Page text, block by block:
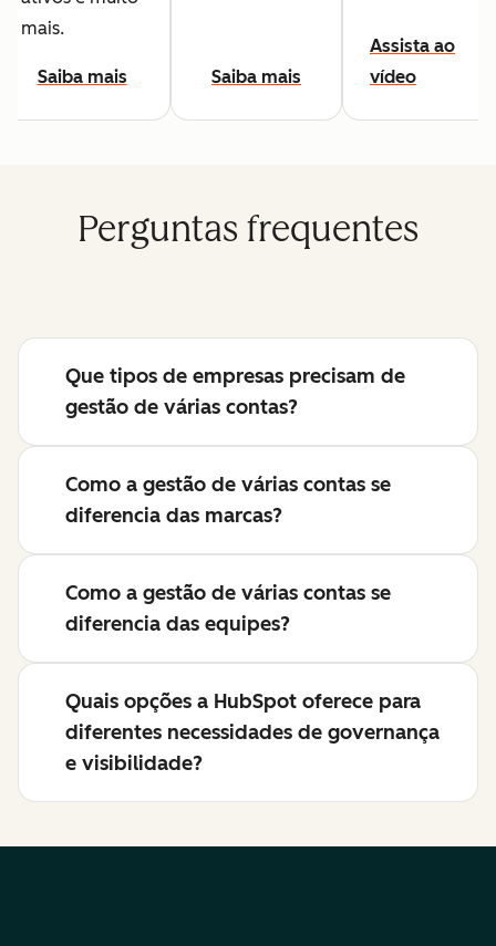
mais.
Saiba mais Saiba mais
Assista ao
vídeo
Perguntas frequentes
Que tipos de empresas precisam de
gestão de várias contas?
Como a gestão de várias contas se
diferencia das marcas?
Como a gestão de várias contas se
diferencia das equipes?
Quais opções a HubSpot oferece para
diferentes necessidades de governança
e visibilidade?